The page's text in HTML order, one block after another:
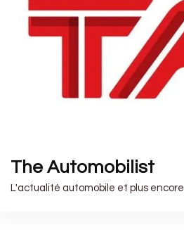
The Automobilist
L'actualité automobile et plus encore